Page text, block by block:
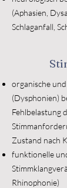
(Aphasien,
Schlaganfall,
organische
(Dysphonien)
Fehlbelastung
Zustand nach
funktionelle
Rhinophonie)